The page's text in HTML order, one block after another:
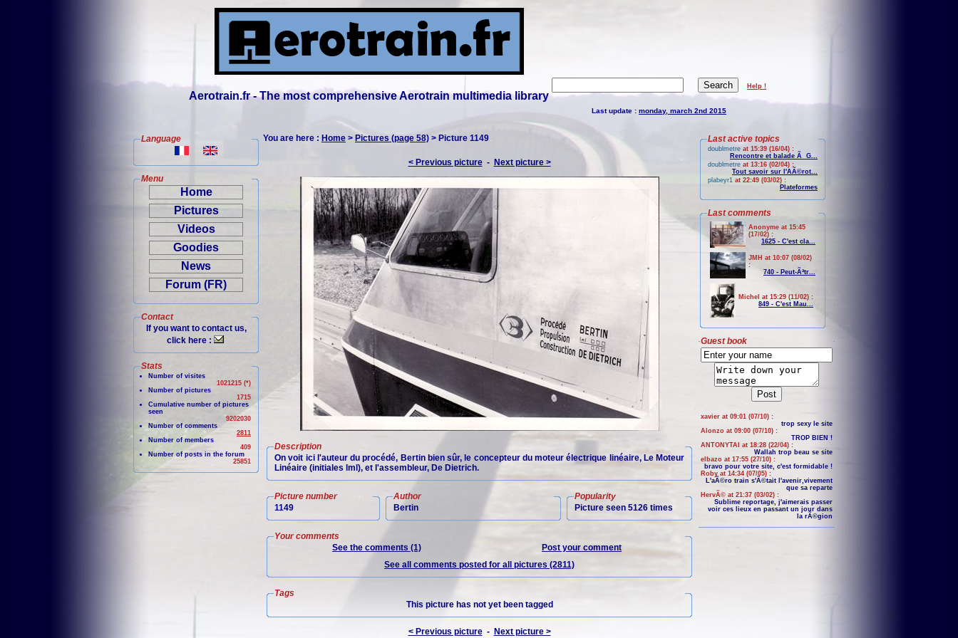
Aerotrain.fr - The most comprehensive Aerotrain multimedia library
Help !
Last update : monday, march 2nd 2015
Language
Menu
Home
Pictures
Videos
Goodies
News
Forum (FR)
Contact
If you want to contact us,
click here :
Stats
Number of visites
1021215 (*)
Number of pictures
1715
Cumulative number of pictures
seen
9202030
Number of comments
2811
Number of members
409
Number of posts in the forum
25851
You are here : Home > Pictures (page 58) > Picture 1149
< Previous picture- Next picture >
Description
On voit ici l'auteur du procédé, Bertin bien sûr, le concepteur du moteur électrique linéaire, Le Moteur
Linéaire (initiales lml), et l'assembleur, De Dietrich.
Picture number
1149
Author
Bertin
Popularity
Picture seen 5126 times
Your comments
See the comments (1)
Post your comment
See all comments posted for all pictures (2811)
Tags
This picture has not yet been tagged
< Previous picture- Next picture >
Last active topics
doublmetre at 15:39 (16/04) :
Rencontre et balade Ã G...
doublmetre at 13:16 (02/04) :
Tout savoir sur l'AÃ©rot...
plabeyr1 at 22:49 (03/02) :
Plateformes
Last comments
Anonyme at 15:45
(17/02) :
1625 - C'est cla...
JMH at 10:07 (08/02)
:
740 - Peut-Ãªtr...
Michel at 15:29 (11/02) :
849 - C'est Mau...
Guest book
xavier at 09:01 (07/10) :
trop sexy le site
Alonzo at 09:00 (07/10) :
TROP BIEN !
ANTONYTAI at 18:28 (22/04) :
Wallah trop beau se site
elbazo at 17:55 (27/10) :
bravo pour votre site, c'est formidable !
Roby at 14:34 (07/05) :
L'aÃ©ro train s'Ã©tait l'avenir,vivement
que sa reparte
HervÃ© at 21:37 (03/02) :
Sublime reportage, j'aimerais passer
voir ces lieux en passant un jour dans
la rÃ©gion